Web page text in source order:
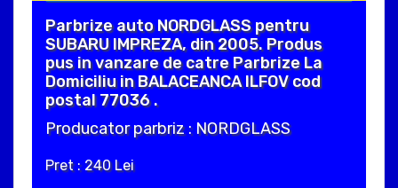
Parbrize auto NORDGLASS pentru
SUBARU IMPREZA, din 2005. Produs
pus in vanzare de catre Parbrize La
Domiciliu in BALACEANCA ILFOV cod
postal 77036 .
Producator parbriz : NORDGLASS
Pret : 240 Lei